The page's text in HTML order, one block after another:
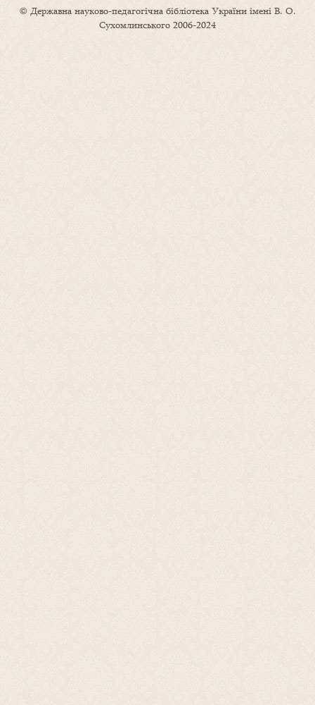
© Державна науково-педагогічна бібліотека України імені В. О.
Сухомлинського 2006-2024